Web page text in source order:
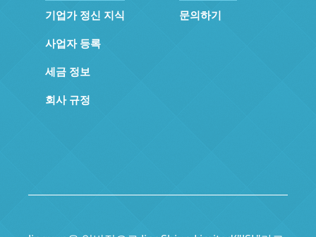
기업가 정신 지식
사업자 등록
세금 정보
회사 규정
문의하기